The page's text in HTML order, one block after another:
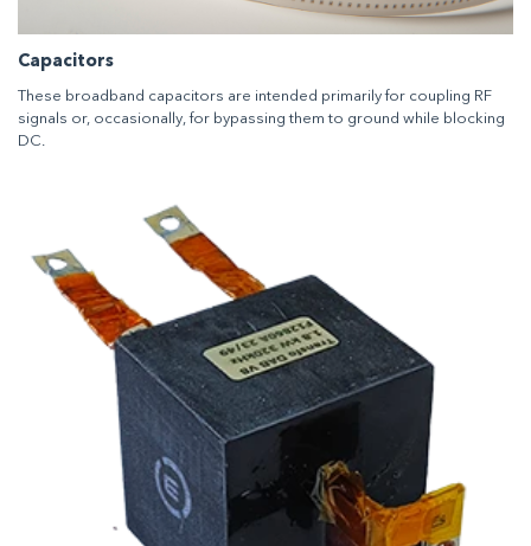
Capacitors
These broadband capacitors are intended primarily for coupling RF
signals or, occasionally, for bypassing them to ground while blocking
DC.